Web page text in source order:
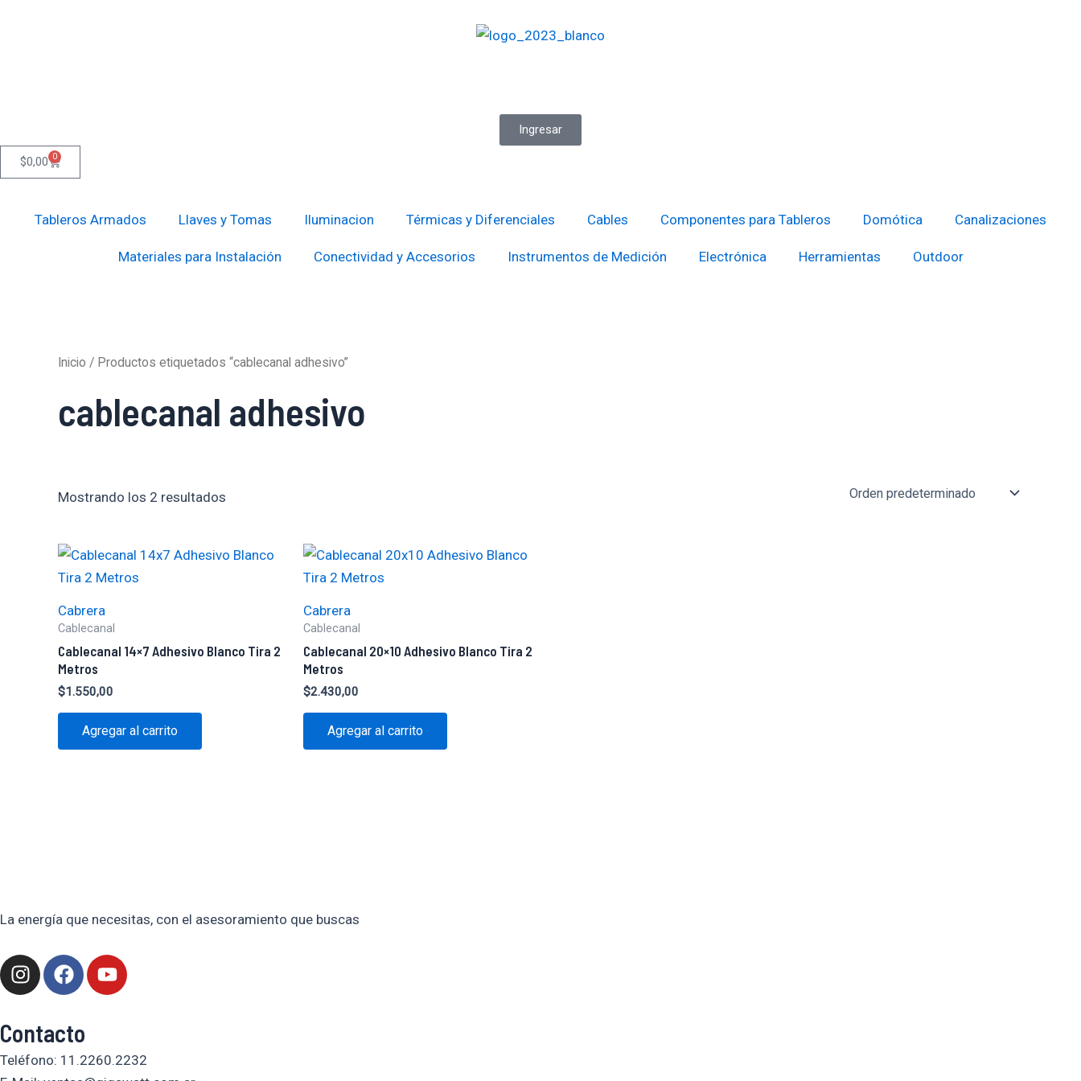
Ingresar
$0,00 0
Cart
Tableros Armados Llaves y Tomas Iluminacion Térmicas y Diferenciales Cables Componentes para Tableros Domótica Canalizaciones
Materiales para Instalación Conectividad y Accesorios Instrumentos de Medición Electrónica Herramientas Outdoor
Inicio / Productos etiquetados “cablecanal adhesivo”
cablecanal adhesivo
Mostrando los 2 resultados
Cabrera
Cablecanal
Cablecanal 14×7 Adhesivo Blanco Tira 2
Metros
$1.550,00
Agregar al carrito
Cabrera
Cablecanal
Cablecanal 20×10 Adhesivo Blanco Tira 2
Metros
$2.430,00
Agregar al carrito
La energía que necesitas, con el asesoramiento que buscas
I
n
t
a
g
F
a
e
b
o
Y
o
b
Contacto
Teléfono: 11.2260.2232